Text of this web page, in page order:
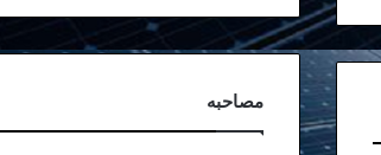
مصاحبه